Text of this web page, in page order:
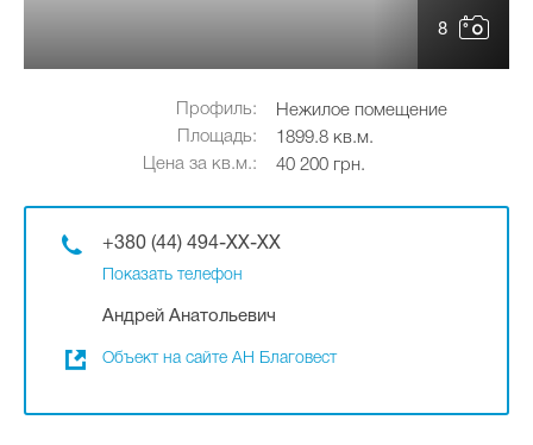
8
Профиль:
Нежилое помещение
Площадь:
1899.8 кв.м.
Цена за кв.м.:
40 200 грн.
+380 (44) 494-XX-XX
Показать телефон
Андрей Анатольевич
Объект на сайте АН Благовест